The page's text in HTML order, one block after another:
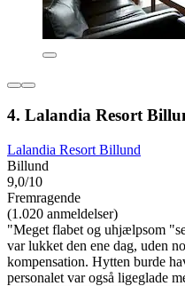
4. Lalandia Resort
Lalandia Resort Billund
Billund
9,0/10
Fremragende
(1.020 anmeldelser)
"Meget flabet og uhjælpsom
var lukket den ene dag, uden
kompensation. Hytten burde
personalet var også ligeglade